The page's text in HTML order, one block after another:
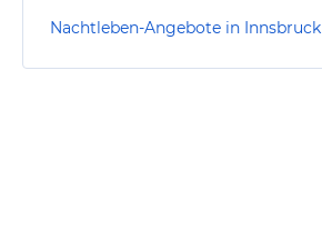
Nachtleben-Angebote in Innsbruck